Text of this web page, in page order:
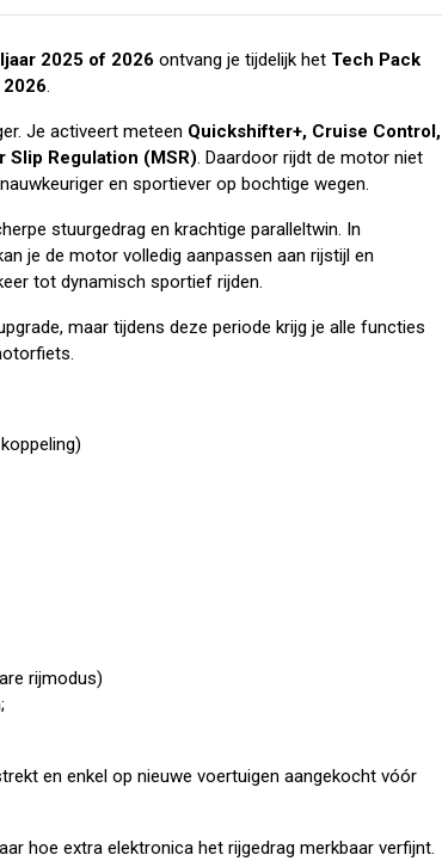
2025 of 2026 ontvang je tijdelijk het Tech Pack
2026.
Je activeert meteen Quickshifter+, Cruise Control,
Regulation (MSR). Daardoor rijdt de motor niet
en sportiever op bochtige wegen.
stuurgedrag en krachtige paralleltwin. In
je de motor volledig aanpassen aan rijstijl en
tot dynamisch sportief rijden.
maar tijdens deze periode krijg je alle functies
rijmodus)
en enkel op nieuwe voertuigen aangekocht vóór
hoe extra elektronica het rijgedrag merkbaar verfijnt.